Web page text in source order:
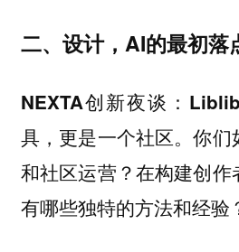
二、设计，AI的最初落
NEXTA创新夜谈：
具，更是一个社区。你
和社区运营？在构建创作
有哪些独特的方法和经验